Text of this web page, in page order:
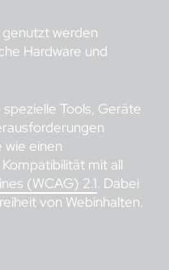
werden
Hardware und
Tools, Geräte
wie einen
mit all
(WCAG) 2.1. Dabei
von Webinhalten.